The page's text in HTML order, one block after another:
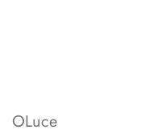
OLuce